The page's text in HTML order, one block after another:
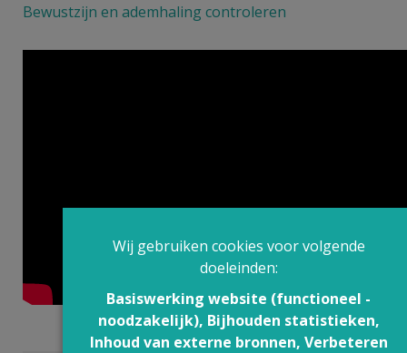
Bewustzijn en ademhaling controleren
Wij gebruiken cookies voor volgende
doeleinden:
Basiswerking website (functioneel -
noodzakelijk), Bijhouden statistieken,
Inhoud van externe bronnen, Verbeteren